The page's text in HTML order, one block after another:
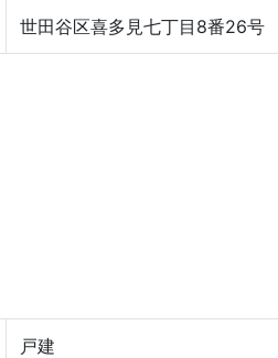
世田谷区喜多見七丁目8番26号
戸建